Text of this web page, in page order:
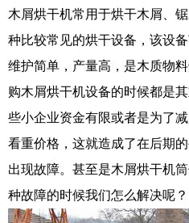
木屑烘干机常用于烘干木屑、
种比较常见的烘干设备，该设
维护简单，产量高，是木质物
购木屑烘干机设备的时候都是
些小企业资金有限或者是为了
看重价格，这就造成了在后期
出现故障。甚至是木屑烘干机
种故障的时候我们怎么解决呢？